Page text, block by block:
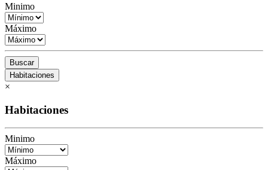
Minimo
Máximo
Buscar
Habitaciones
×
Habitaciones
Minimo
Máximo